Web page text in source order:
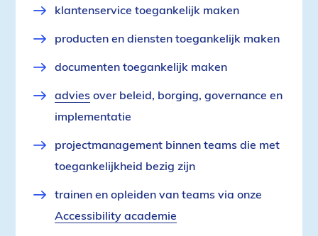
klantenservice toegankelijk maken
producten en diensten toegankelijk maken
documenten toegankelijk maken
advies over beleid, borging, governance en
implementatie
projectmanagement binnen teams die met
toegankelijkheid bezig zijn
trainen en opleiden van teams via onze
Accessibility academie